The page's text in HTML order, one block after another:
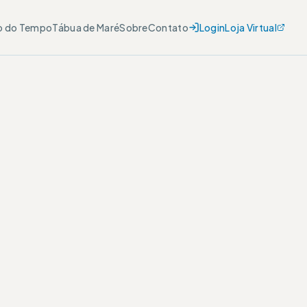
do TempoTábua de MaréSobreContato LoginLoja Virtual